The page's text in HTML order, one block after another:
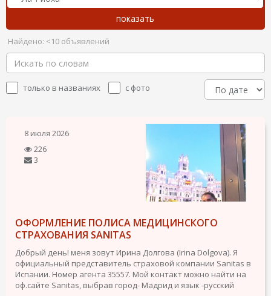
Найдено: <10 объявлений
только в названиях с фото
8 июля 2026
226
3
ОФОРМЛЕНИЕ ПОЛИСА МЕДИЦИНСКОГО
СТРАХОВАНИЯ SANITAS
Добрый день! меня зовут Ирина Долгова (Irina Dolgova). Я
официальный представитель страховой компании Sanitas в
Испании. Номер агента 35557. Мой контакт можно найти на
оф.сайте Sanitas, выбрав город- Мадрид и язык -русский